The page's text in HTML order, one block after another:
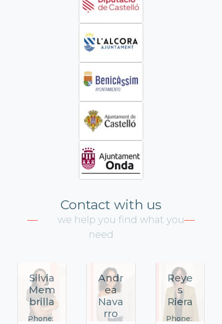
Contact with us
we help you find what you
need
Silvia
Mem
brilla
Phone:
Andr
ea
Nava
rro
Reye
s
Riera
Phone: